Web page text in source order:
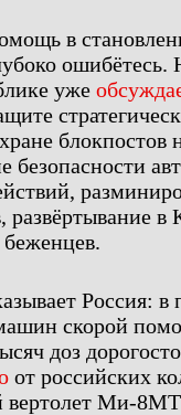
в
ошибётесь.
уже
блокпостов
безопасности
в
беженцев.
Россия:
скорой
доз
от российских
вертолет Ми-